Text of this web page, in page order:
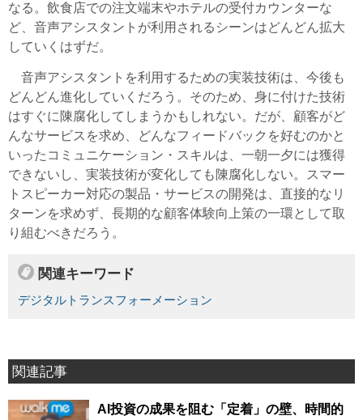
なる。飲食店での注文端末やホテルの受付カウンターな
ど、音声アシスタントが利用されるシーンはどんどん拡大
していくはずだ。
音声アシスタントを利用するための実装技術は、今後も
どんどん進化していくだろう。そのため、身に付けた技術
はすぐに陳腐化してしまうかもしれない。だが、顧客がど
んなサービスを求め、どんなフィードバックを好むのかと
いったコミュニケーション・スキルは、一朝一夕には獲得
できないし、実装技術が変化しても陳腐化しない。スマー
トスピーカー対応の製品・サービスの開発は、直接的なリ
ターンを求めず、長期的な顧客体験向上策の一環として取
り組むべきだろう。
関連キーワード
デジタルトランスフォーメーション
関連記事
AI投資の成果を阻む「定着」の壁、時間的